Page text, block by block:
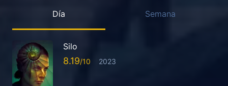
Día Semana
Silo
8.19 2023